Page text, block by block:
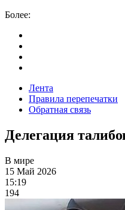
Более:
Лента
Правила перепечатки
Обратная связь
Делегация
В мире
15 Май 2026
15:19
194